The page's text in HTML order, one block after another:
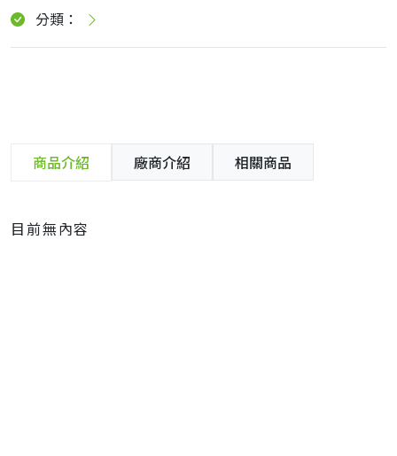
分類：
商品介紹 廠商介紹 相關商品
目前無內容